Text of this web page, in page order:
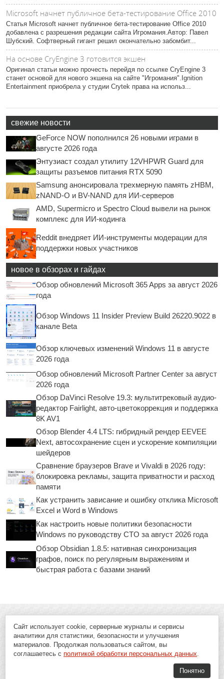
Microsoft начнет публичное бета-тестирование Office 2010
Статья Microsoft начнет публичное бета-тестирование Office 2010
добавлена с разрешения редакции сайта Игромания.Автор: Павел
Шубский. Софтверный гигант решил окончательно забомбит...
На основе CryEngine 3 готовится экшен
Оригинал статьи можно прочесть перейдя по ссылке CryEngine 3
станет основой для нового экшена на сайте "Игромания".Ignition
Entertainment приобрела у студии Crytek права на использ...
свежие новости
GeForce NOW пополнился 26 новыми играми в
августе 2026 года
Энтузиаст создал утилиту 12VHPWR Guard для
защиты разъемов питания RTX 5090
Samsung анонсировала трехмерную память zHBM,
zNAND-O и BV-NAND для ИИ-серверов
AMD, Supermicro и Spectro Cloud вывели на рынок
комплекс для ИИ-кодинга
Reddit внедряет ИИ-инструменты модерации для
поддержки новых участников
новое в обзорах и гайдах
Обзор обновлений Microsoft 365 Apps за август 2026
года
Обзор Windows 11 Insider Preview Build 26220.9022 в
канале Beta
Обзор ключевых изменений Windows 11 в августе
2026 года
Обзор обновлений Microsoft Partner Center за август
2026 года
Обзор DaVinci Resolve 19.3: мультитрековый аудио-
редактор Fairlight, авто-цветокоррекция и поддержка
8K AV1
Обзор Blender 4.4 LTS: гибридный рендер EEVEE
Next, автосохранение сцен и ускорение компиляции
шейдеров
Сравнение браузеров Brave и Vivaldi в 2026 году:
блокировка рекламы, защита приватности и расход
памяти
Как устранить зависание и ошибку отклика Microsoft
Excel и Word в Windows
Как настроить новые политики безопасности
Windows по руководству CTO за август 2026 года
Обзор Obsidian 1.8.5: нативная синхронизация
графов, поиск по регулярным выражениям и
быстрая работа с базами знаний
Сайт использует cookie, серверные журналы и сервисы
аналитики для статистики, безопасности и улучшения
материалов. Продолжая пользоваться сайтом, вы
соглашаетесь с политикой обработки персональных данных.
Понятно